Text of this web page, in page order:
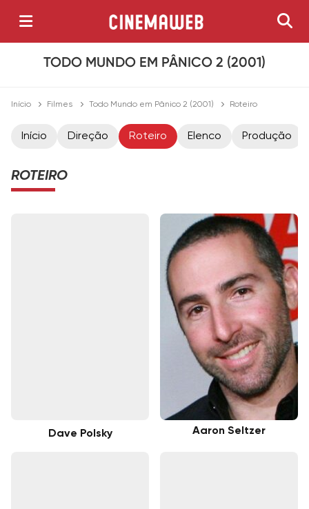
TODO MUNDO EM PÂNICO 2 (2001)
Início Filmes Todo Mundo em Pânico 2 (2001) Roteiro
Início Direção Roteiro Elenco Produção
ROTEIRO
Dave Polsky Aaron Seltzer